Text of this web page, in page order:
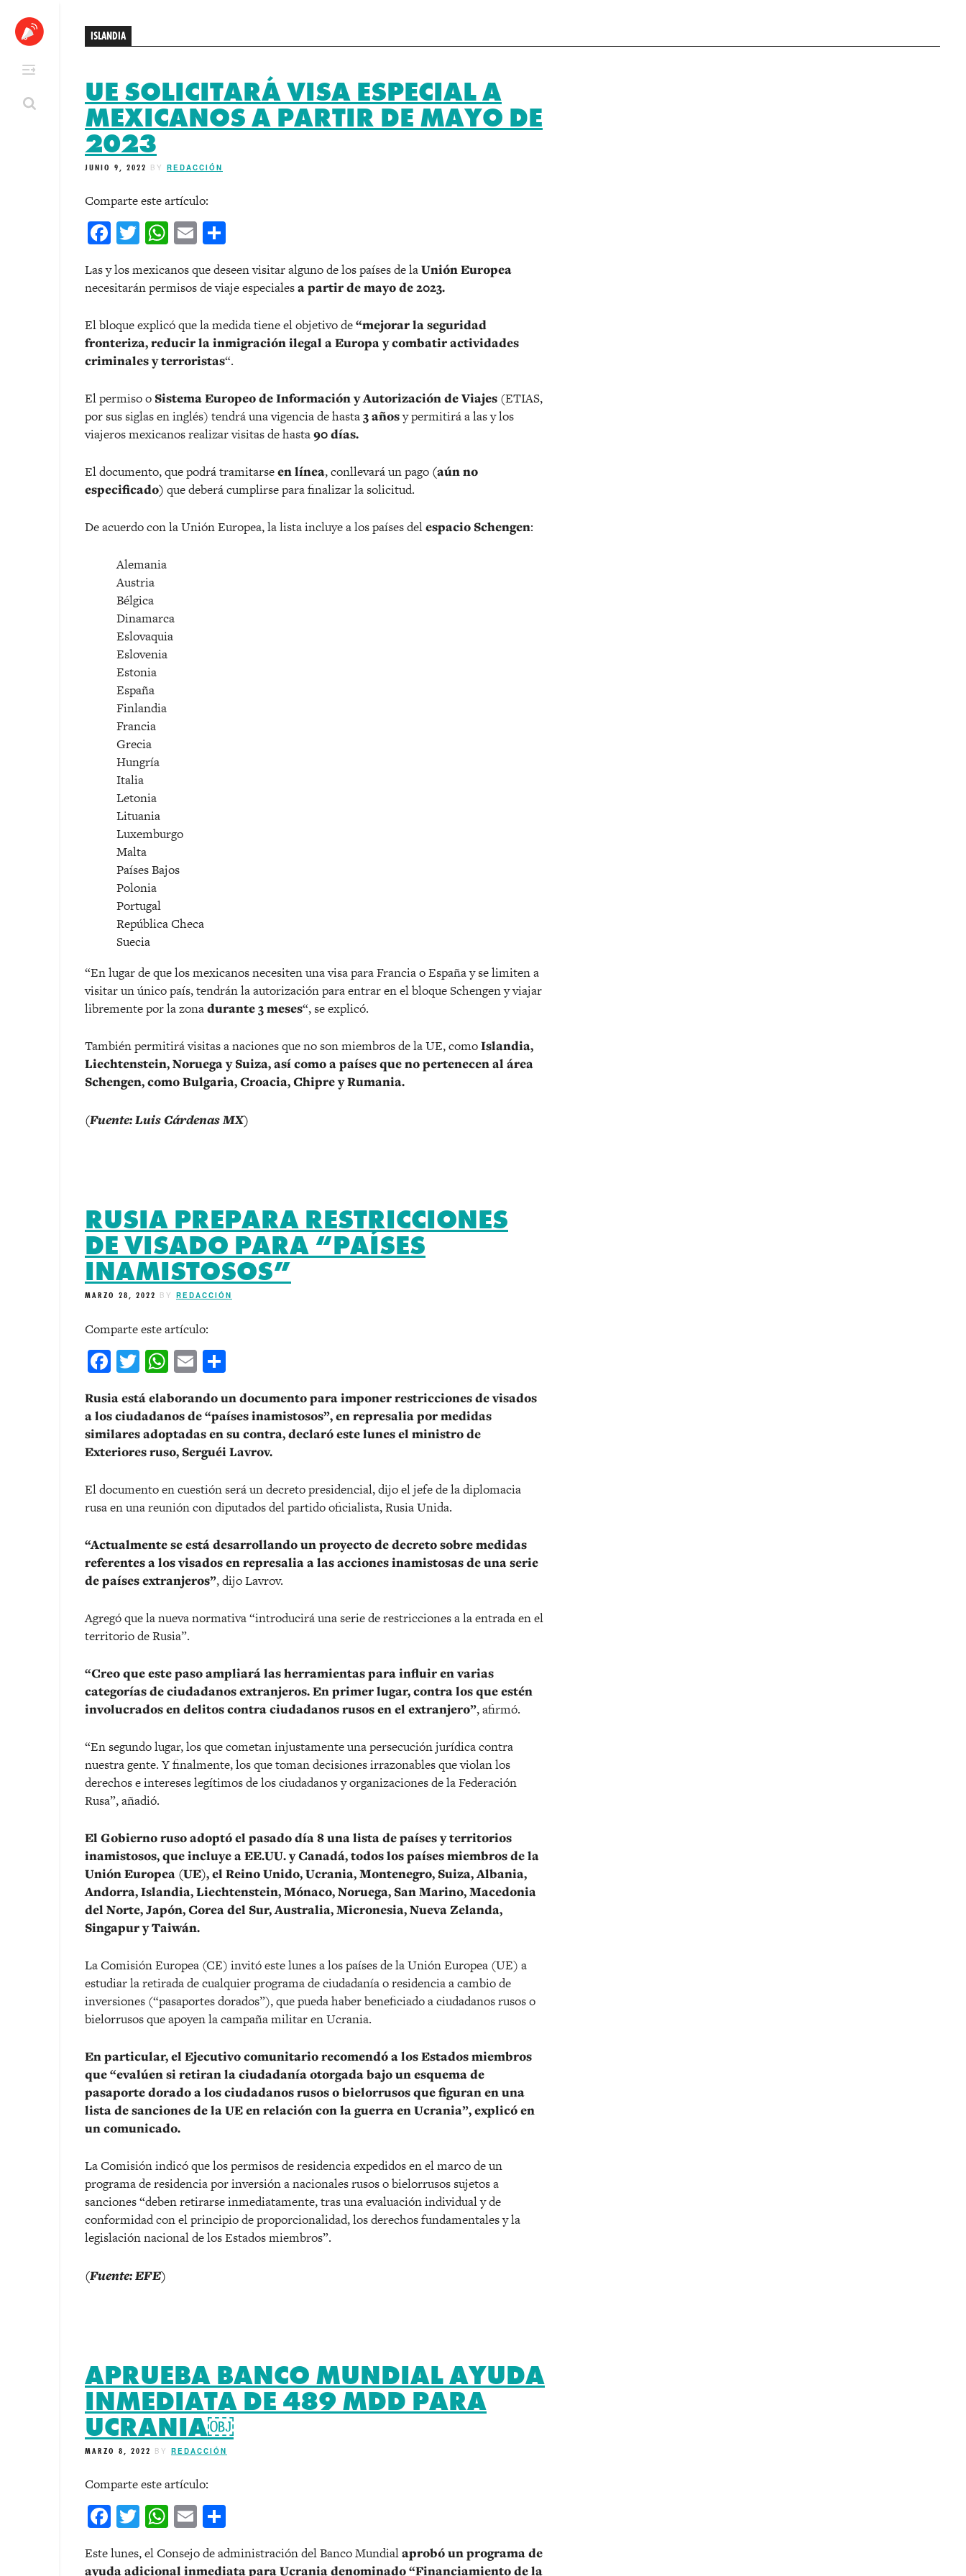
content
ISLANDIA
UE SOLICITARÁ VISA ESPECIAL A
MEXICANOS A PARTIR DE MAYO DE
2023
JUNIO 9, 2022 BY REDACCIÓN
Comparte este artículo:
Facebook
Twitter
WhatsApp
Email
Las y los mexicanos que deseen visitar alguno de los países de laUnión Europea
necesitarán permisos de viaje especialesa partir de mayo de 2023.
El bloque explicó que la medida tiene el objetivo de“mejorar la seguridad
fronteriza, reducir la inmigración ilegal a Europa y combatir actividades
criminales y terroristas“.
El permiso o Sistema Europeo de Información y Autorización de Viajes (ETIAS,
por sus siglas en inglés) tendrá una vigencia de hasta3 añosy permitirá a las y los
viajeros mexicanos realizar visitas de hasta90 días.
El documento, que podrá tramitarseen línea, conllevará un pago (aún no
especificado) que deberá cumplirse para finalizar la solicitud.
De acuerdo con la Unión Europea, la lista incluye a los países delespacio Schengen:
Alemania
Austria
Bélgica
Dinamarca
Eslovaquia
Eslovenia
Estonia
España
Finlandia
Francia
Grecia
Hungría
Italia
Letonia
Lituania
Luxemburgo
Malta
Países Bajos
Polonia
Portugal
República Checa
Suecia
“En lugar de que los mexicanos necesiten una visa para Francia o España y se limiten a
visitar un único país, tendrán la autorización para entrar en el bloque Schengen y viajar
libremente por la zonadurante 3 meses“, se explicó.
También permitirá visitas a naciones que no son miembros de la UE, comoIslandia,
Liechtenstein, Noruega y Suiza, así como a países que no pertenecen al área
Schengen, como Bulgaria, Croacia, Chipre y Rumania.
(Fuente: Luis Cárdenas MX)
RUSIA PREPARA RESTRICCIONES
DE VISADO PARA “PAÍSES
INAMISTOSOS”
MARZO 28, 2022 BY REDACCIÓN
Comparte este artículo:
Facebook
Twitter
WhatsApp
Email
Rusia está elaborando un documento para imponer restricciones de visados
a los ciudadanos de “países inamistosos”, en represalia por medidas
similares adoptadas en su contra, declaró este lunes el ministro de
Exteriores ruso, Serguéi Lavrov.
El documento en cuestión será un decreto presidencial, dijo el jefe de la diplomacia
rusa en una reunión con diputados del partido oficialista, Rusia Unida.
“Actualmente se está desarrollando un proyecto de decreto sobre medidas
referentes a los visados en represalia a las acciones inamistosas de una serie
de países extranjeros”, dijo Lavrov.
Agregó que la nueva normativa “introducirá una serie de restricciones a la entrada en el
territorio de Rusia”.
“Creo que este paso ampliará las herramientas para influir en varias
categorías de ciudadanos extranjeros. En primer lugar, contra los que estén
involucrados en delitos contra ciudadanos rusos en el extranjero”, afirmó.
“En segundo lugar, los que cometan injustamente una persecución jurídica contra
nuestra gente. Y finalmente, los que toman decisiones irrazonables que violan los
derechos e intereses legítimos de los ciudadanos y organizaciones de la Federación
Rusa”, añadió.
El Gobierno ruso adoptó el pasado día 8 una lista de países y territorios
inamistosos, que incluye a EE.UU. y Canadá, todos los países miembros de la
Unión Europea (UE), el Reino Unido, Ucrania, Montenegro, Suiza, Albania,
Andorra, Islandia, Liechtenstein, Mónaco, Noruega, San Marino, Macedonia
del Norte, Japón, Corea del Sur, Australia, Micronesia, Nueva Zelanda,
Singapur y Taiwán.
La Comisión Europea (CE) invitó este lunes a los países de la Unión Europea (UE) a
estudiar la retirada de cualquier programa de ciudadanía o residencia a cambio de
inversiones (“pasaportes dorados”), que pueda haber beneficiado a ciudadanos rusos o
bielorrusos que apoyen la campaña militar en Ucrania.
En particular, el Ejecutivo comunitario recomendó a los Estados miembros
que “evalúen si retiran la ciudadanía otorgada bajo un esquema de
pasaporte dorado a los ciudadanos rusos o bielorrusos que figuran en una
lista de sanciones de la UE en relación con la guerra en Ucrania”, explicó en
un comunicado.
La Comisión indicó que los permisos de residencia expedidos en el marco de un
programa de residencia por inversión a nacionales rusos o bielorrusos sujetos a
sanciones “deben retirarse inmediatamente, tras una evaluación individual y de
conformidad con el principio de proporcionalidad, los derechos fundamentales y la
legislación nacional de los Estados miembros”.
(Fuente: EFE)
APRUEBA BANCO MUNDIAL AYUDA
INMEDIATA DE 489 MDD PARA
UCRANIA￼
MARZO 8, 2022 BY REDACCIÓN
Comparte este artículo:
Facebook
Twitter
WhatsApp
Email
Este lunes, el Consejo de administración del Banco Mundialaprobó un programa de
ayuda adicional inmediata para Ucrania denominado “Financiamiento de la